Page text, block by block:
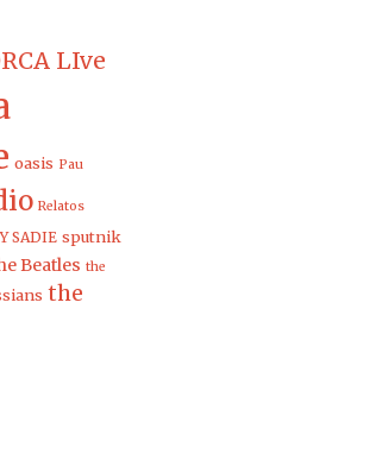
LIve
oasis Pau
Relatos
SADIE sputnik
Beatles the
the